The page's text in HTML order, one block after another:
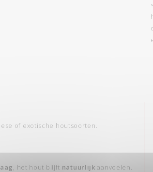
of exotische houtsoorten.
, het hout blijft natuurlijk aanvoelen.